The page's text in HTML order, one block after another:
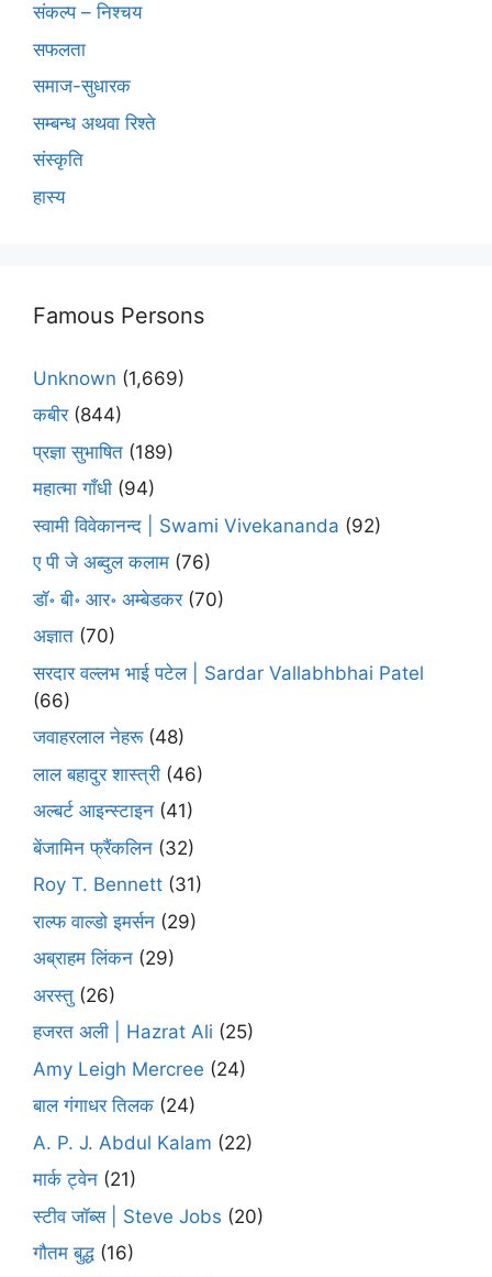
संकल्प – निश्चय
सफलता
समाज-सुधारक
सम्बन्ध अथवा रिश्ते
संस्कृति
हास्य
Famous Persons
Unknown (1,669)
कबीर(844)
प्रज्ञा सुभाषित (189)
महात्मा गाँधी (94)
स्वामी विवेकानन्द | Swami Vivekananda (92)
ए पी जे अब्दुल कलाम (76)
डॉ॰ बी॰ आर॰ अम्बेडकर(70)
अज्ञात (70)
सरदार वल्लभ भाई पटेल | Sardar Vallabhbhai Patel
(66)
जवाहरलाल नेहरू(48)
लाल बहादुर शास्त्री (46)
अल्बर्ट आइन्स्टाइन (41)
बेंजामिन फ्रैंकलिन (32)
Roy T. Bennett (31)
राल्फ वाल्डो इमर्सन (29)
अब्राहम लिंकन (29)
अरस्तु (26)
हजरत अली | Hazrat Ali (25)
Amy Leigh Mercree (24)
बाल गंगाधर तिलक (24)
A. P. J. Abdul Kalam (22)
मार्क ट्वेन (21)
स्टीव जॉब्स | Steve Jobs (20)
गौतम बुद्ध (16)